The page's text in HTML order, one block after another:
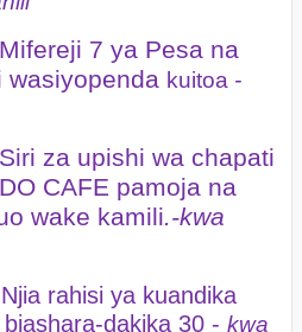
7 ya Pesa na
wasiyopenda kuitoa -
za upishi wa chapati
CAFE pamoja na
wake kamili.-kwa
Njia rahisi ya kuandika
dakika 30 - kwa